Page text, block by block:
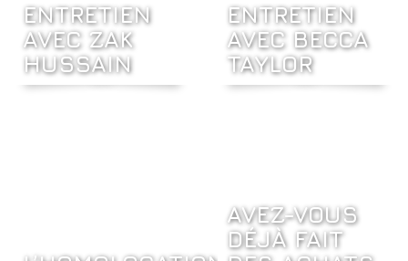
ENTRETIEN
AVEC ZAK
HUSSAIN
ENTRETIEN
AVEC BECCA
TAYLOR
AVEZ-VOUS
DÉJÀ FAIT